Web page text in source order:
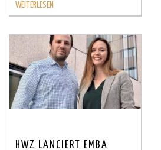
WEITERLESEN
HWZ LANCIERT EMBA